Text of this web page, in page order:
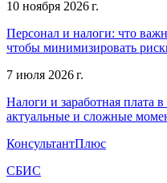
10 ноября 2026 г.
Персонал и налоги: что
чтобы минимизировать
7 июля 2026 г.
Налоги и заработная плата
актуальные и сложные
КонсультантПлюс
СБИС